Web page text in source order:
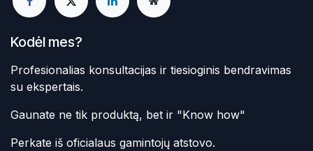
Kodėl mes?
Profesionalias konsultacijas ir tiesioginis bendravimas
su ekspertais.
Gaunate ne tik produktą, bet ir "Know how"
Perkate iš oficialaus gamintojų atstovo.